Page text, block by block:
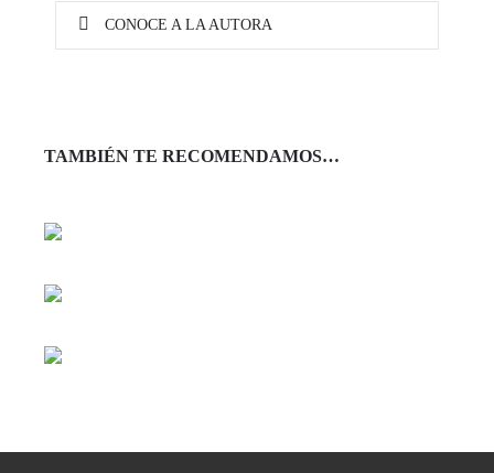
CONOCE A LA AUTORA
TAMBIÉN TE RECOMENDAMOS…